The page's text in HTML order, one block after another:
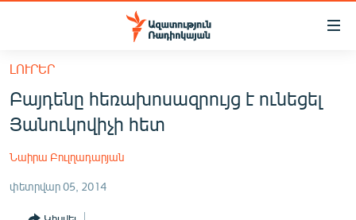
Մատչելիության
հիմնական
բովանդակությանը
Անցնել
հիմնական
մենյուին
ՀԱՅԱՍՏԱՆ
ՔԱՂԱՔԱԿԱՆ
ԸՆՏՐՈՒԹՅՈՒՆՆԵՐ 2026
ԻՐԱՎՈՒՆՔ
ԼՈՒՐԵՐ
Բայդենը հեռախոսազրույց է ունեցել
Յանուկովիչի հետ
Նաիրա Բուլղադարյան
փետրվար 05, 2014